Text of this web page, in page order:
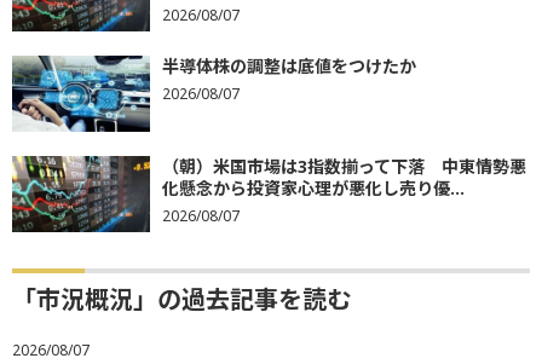
2026/08/07
半導体株の調整は底値をつけたか
2026/08/07
（朝）米国市場は3指数揃って下落 中東情勢悪
化懸念から投資家心理が悪化し売り優...
2026/08/07
「市況概況」の過去記事を読む
2026/08/07